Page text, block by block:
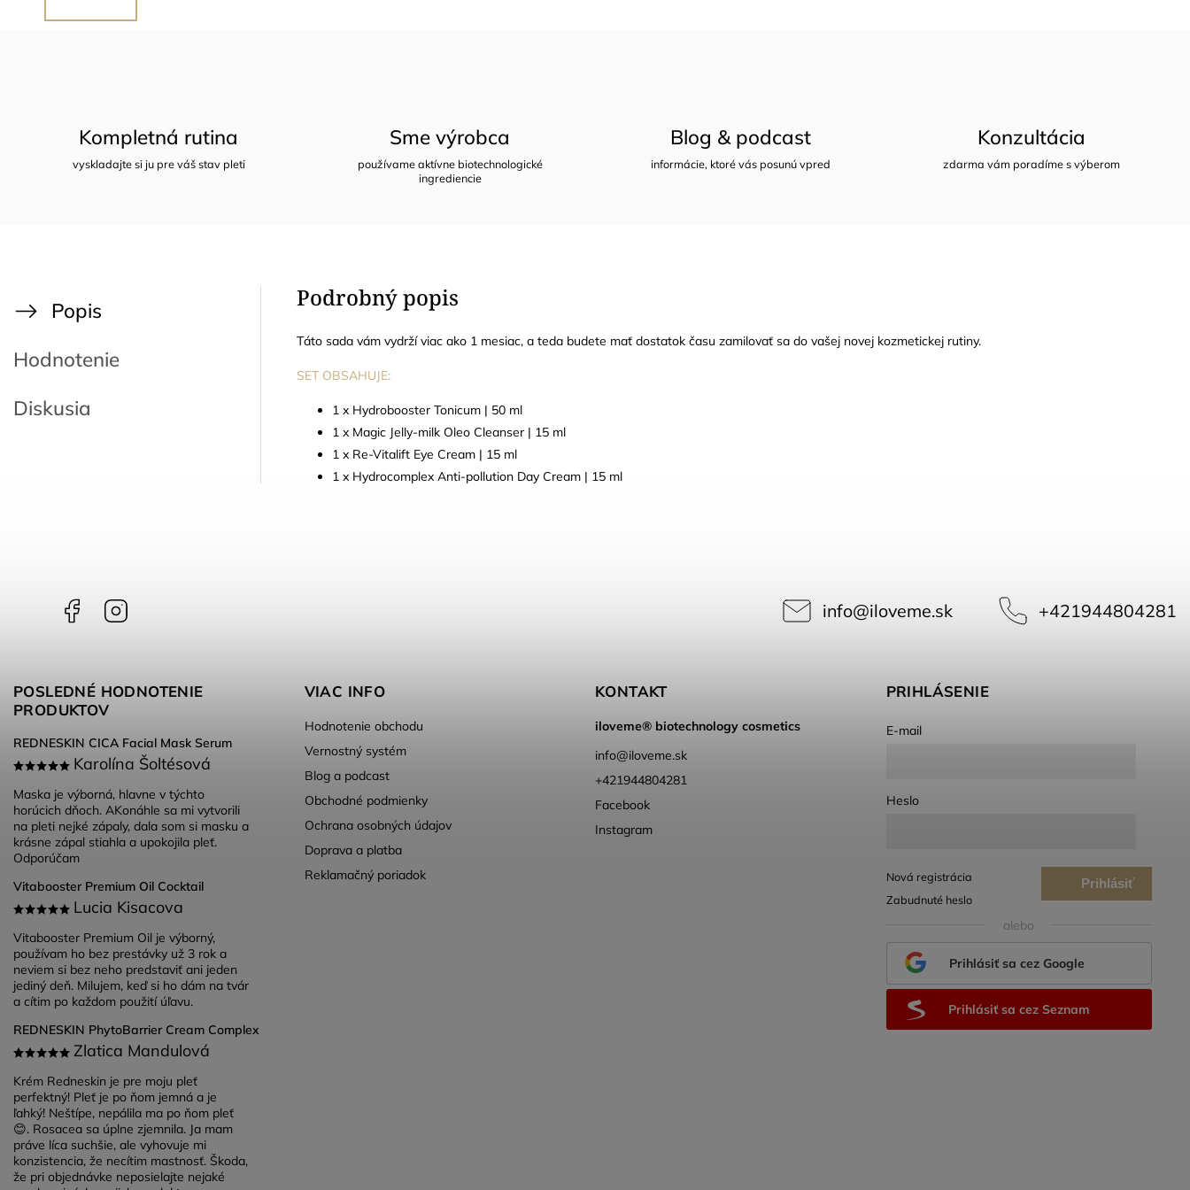
Kompletná rutina
vyskladajte si ju pre váš stav pleti
Sme výrobca
používame aktívne biotechnologické
ingrediencie
Blog & podcast
informácie, ktoré vás posunú vpred
Konzultácia
zdarma vám poradíme s výberom
Popis
Hodnotenie
Diskusia
Podrobný popis
Táto sada vám vydrží viac ako 1 mesiac, a teda budete mať dostatok času zamilovať sa do vašej novej kozmetickej rutiny.
SET OBSAHUJE:
1 x Hydrobooster Tonicum | 50 ml
1 x Magic Jelly-milk Oleo Cleanser | 15 ml
1 x Re-Vitalift Eye Cream | 15 ml
1 x Hydrocomplex Anti-pollution Day Cream | 15 ml
Facebook info@iloveme.sk +421944804281
POSLEDNÉ HODNOTENIE
PRODUKTOV
REDNESKIN CICA Facial Mask Serum
Karolína Šoltésová
Maska je výborná, hlavne v týchto
horúcich dňoch. AKonáhle sa mi vytvorili
na pleti nejké zápaly, dala som si masku a
krásne zápal stiahla a upokojila pleť.
Odporúčam
Vitabooster Premium Oil Cocktail
Lucia Kisacova
Vitabooster Premium Oil je výborný,
používam ho bez prestávky už 3 rok a
neviem si bez neho predstaviť ani jeden
jediný deň. Milujem, keď si ho dám na tvár
a cítim po každom použití úľavu.
REDNESKIN PhytoBarrier Cream Complex
Zlatica Mandulová
Krém Redneskin je pre moju pleť
perfektný! Pleť je po ňom jemná a je
ľahký! Neštípe, nepálila ma po ňom pleť
😊. Rosacea sa úplne zjemnila. Ja mam
práve líca suchšie, ale vyhovuje mi
konzistencia, že necítim mastnosť. Škoda,
že pri objednávke neposielajte nejaké
VIAC INFO
Hodnotenie obchodu
Vernostný systém
Blog a podcast
Obchodné podmienky
Ochrana osobných údajov
Doprava a platba
Reklamačný poriadok
KONTAKT
iloveme® biotechnology cosmetics
info@iloveme.sk
+421944804281
Facebook
Instagram
PRIHLÁSENIE
E-mail
Heslo
Prihlásiť
Nová registrácia
Zabudnuté heslo
alebo
Prihlásiť sa cez Google
Prihlásiť sa cez Seznam